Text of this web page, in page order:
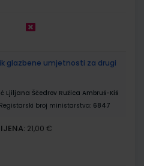
glazbene umjetnosti za drugi
Ljiljana Ščedrov Ružica Ambruš-Kiš
Registarski broj ministarstva: 6847
21,00 €